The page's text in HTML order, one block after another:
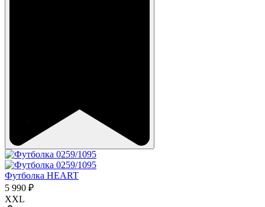
Футболка HEART
5 990 ₽
XXL